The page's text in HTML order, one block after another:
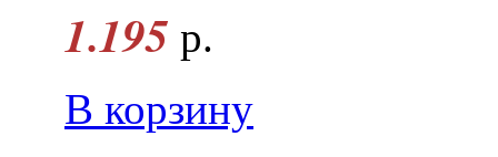
1.195 р.
В корзину